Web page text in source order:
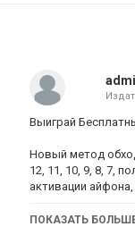
Выиграй
Новый метод
12, 11, 10, 9, 8, 7,
активации
Поддержка всех
ПОКАЗАТЬ